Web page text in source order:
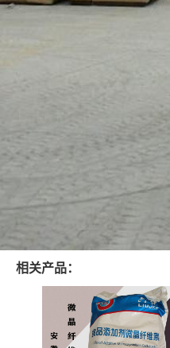
相关产品：